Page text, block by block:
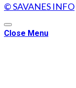
© SAVANES INFO
Close Menu